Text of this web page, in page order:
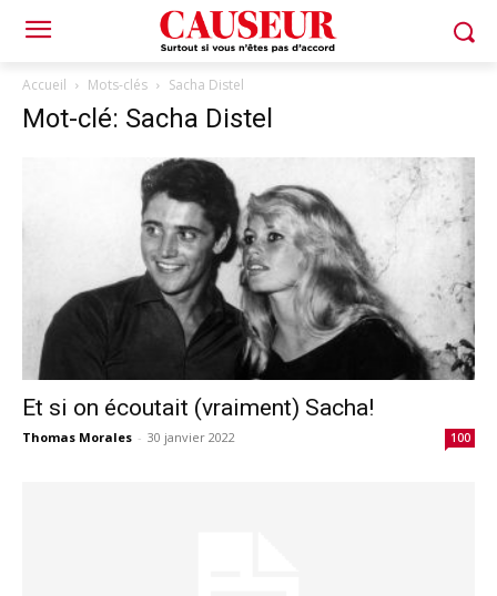
Accueil Mots-clés Sacha Distel
Mot-clé: Sacha Distel
Et si on écoutait (vraiment) Sacha!
Thomas Morales - 30 janvier 2022 100